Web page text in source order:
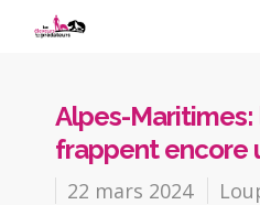
Alpes-Maritimes:
frappent encore
22 mars 2024